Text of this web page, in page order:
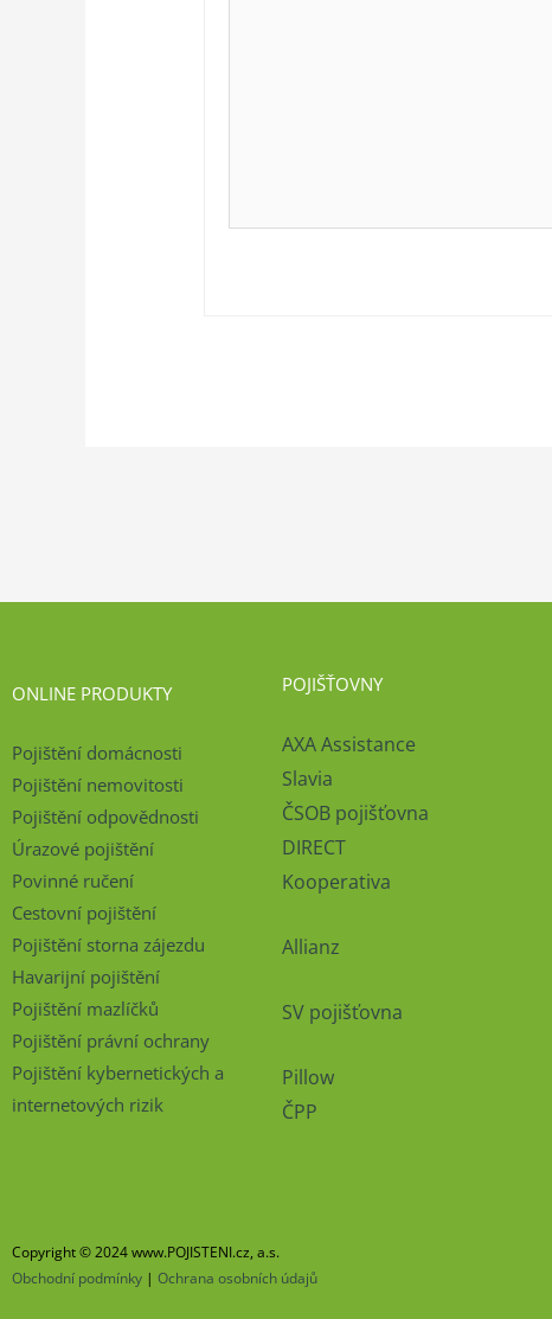
ONLINE PRODUKTY
Pojištění domácnosti
Pojištění nemovitosti
Pojištění odpovědnosti
Úrazové pojištění
Povinné ručení
Cestovní pojištění
Pojištění storna zájezdu
Havarijní pojištění
Pojištění mazlíčků
Pojištění právní ochrany
Pojištění kybernetických a
internetových rizik
POJIŠŤOVNY
AXA Assistance
Slavia
ČSOB pojišťovna
DIRECT
Kooperativa
Allianz
SV pojišťovna
Pillow
ČPP
Copyright © 2024 www.POJISTENI.cz, a.s.
Obchodní podmínky | Ochrana osobních údajů